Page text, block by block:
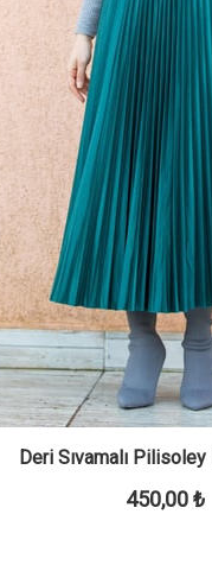
Deri Sıvamalı
450,00 ₺